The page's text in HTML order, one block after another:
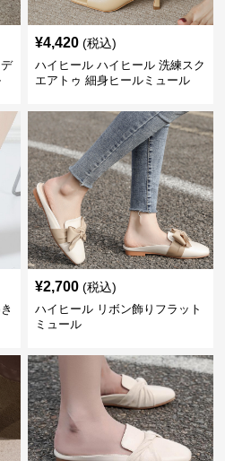
¥4,420 (税込)
ハイヒール ハイヒール 洗練スク
エアトゥ 細身ヒールミュール
¥2,700 (税込)
ハイヒール リボン飾りフラット
ミュール